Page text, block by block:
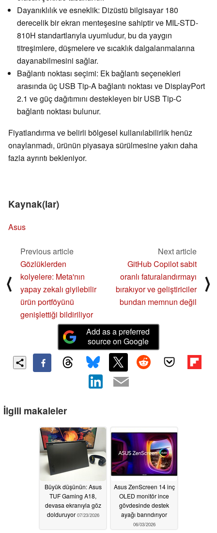
Dayanıklılık ve esneklik: Dizüstü bilgisayar 180
derecelik bir ekran menteşesine sahiptir ve MIL-STD-
810H standartlarıyla uyumludur, bu da yaygın
titreşimlere, düşmelere ve sıcaklık dalgalanmalarına
dayanabilmesini sağlar.
Bağlantı noktası seçimi: Ek bağlantı seçenekleri
arasında üç USB Tip-A bağlantı noktası ve DisplayPort
2.1 ve güç dağıtımını destekleyen bir USB Tip-C
bağlantı noktası bulunur.
Fiyatlandırma ve belirli bölgesel kullanılabilirlik henüz
onaylanmadı, ürünün piyasaya sürülmesine yakın daha
fazla ayrıntı bekleniyor.
Kaynak(lar)
Asus
⟨
Previous article
Gözlüklerden
kolyelere: Meta'nın
yapay zekalı giyilebilir
ürün portföyünü
genişlettiği bildiriliyor
Next article
GitHub Copilot sabit
oranlı faturalandırmayı
bırakıyor ve geliştiriciler
bundan memnun değil
⟩
Add as a preferred
source on Google
İlgili makaleler
Büyük düşünün: Asus
TUF Gaming A18,
devasa ekranıyla göz
dolduruyor 07/23/2026
Asus ZenScreen 14 inç
OLED monitör ince
gövdesinde destek
ayağı barındırıyor
06/03/2026